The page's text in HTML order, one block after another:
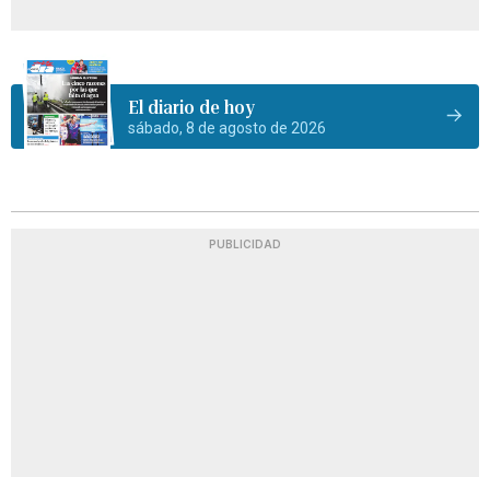
El diario de hoy
sábado, 8 de agosto de 2026
PUBLICIDAD